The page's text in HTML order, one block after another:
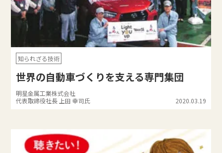
知られざる技術
世界の自動車づくりを支える専門集団
明星金属工業株式会社
代表取締役社長 上田 幸司氏
2020.03.19